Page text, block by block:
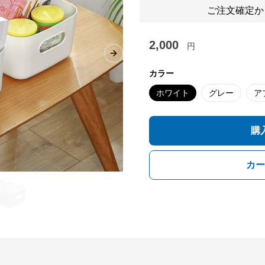
Next slide
ご注文確定
2,000 円
カラー
ホワイト グレー ア
購
カ